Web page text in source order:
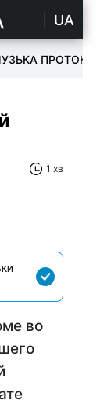
UA
ПРОТОКА
1 хв
во